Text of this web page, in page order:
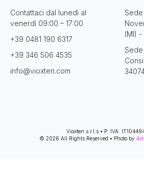
Contattaci dal lunedì al
venerdì 09:00 – 17:00
+39 0481 190 6317
+39 346 506 4535
info@vioxten.com
Sede
(MI) -
Sede
Vioxten s.r.l.s • P. IVA:
© 2026 All Rights Reserved.• Photo by